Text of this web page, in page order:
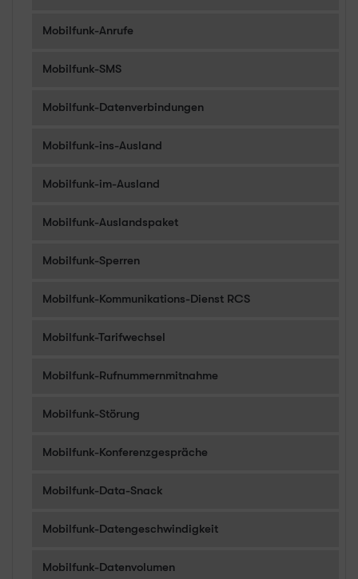
Mobilfunk-Anrufe
Mobilfunk-SMS
Mobilfunk-Datenverbindungen
Mobilfunk-ins-Ausland
Mobilfunk-im-Ausland
Mobilfunk-Auslandspaket
Mobilfunk-Sperren
Mobilfunk-Kommunikations-Dienst RCS
Mobilfunk-Tarifwechsel
Mobilfunk-Rufnummernmitnahme
Mobilfunk-Störung
Mobilfunk-Konferenzgespräche
Mobilfunk-Data-Snack
Mobilfunk-Datengeschwindigkeit
Mobilfunk-Datenvolumen